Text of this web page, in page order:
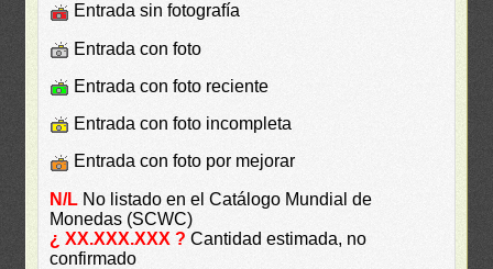
Entrada sin fotografía
Entrada con foto
Entrada con foto reciente
Entrada con foto incompleta
Entrada con foto por mejorar
N/L No listado en el Catálogo Mundial de
Monedas (SCWC)
¿ XX.XXX.XXX ? Cantidad estimada, no
confirmado